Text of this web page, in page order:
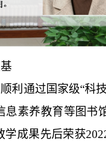
利通过国家级“科
素养教育等图书
成果先后荣获